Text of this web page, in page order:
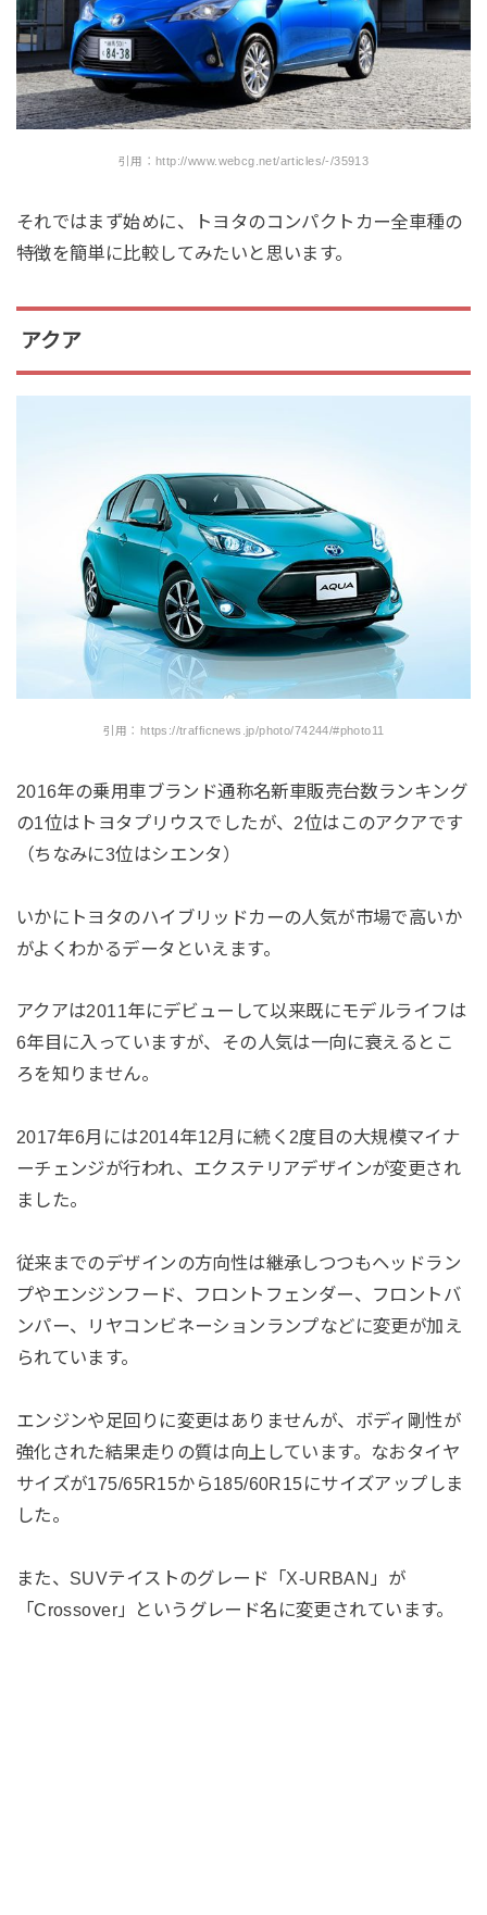
引用：http://www.webcg.net/articles/-/35913
それではまず始めに、トヨタのコンパクトカー全車種の
特徴を簡単に比較してみたいと思います。
アクア
引用：https://trafficnews.jp/photo/74244/#photo11
2016年の乗用車ブランド通称名新車販売台数ランキング
の1位はトヨタプリウスでしたが、2位はこのアクアです
（ちなみに3位はシエンタ）
いかにトヨタのハイブリッドカーの人気が市場で高いか
がよくわかるデータといえます。
アクアは2011年にデビューして以来既にモデルライフは
6年目に入っていますが、その人気は一向に衰えるとこ
ろを知りません。
2017年6月には2014年12月に続く2度目の大規模マイナ
ーチェンジが行われ、エクステリアデザインが変更され
ました。
従来までのデザインの方向性は継承しつつもヘッドラン
プやエンジンフード、フロントフェンダー、フロントバ
ンパー、リヤコンビネーションランプなどに変更が加え
られています。
エンジンや足回りに変更はありませんが、ボディ剛性が
強化された結果走りの質は向上しています。なおタイヤ
サイズが175/65R15から185/60R15にサイズアップしま
した。
また、SUVテイストのグレード「X-URBAN」が
「Crossover」というグレード名に変更されています。